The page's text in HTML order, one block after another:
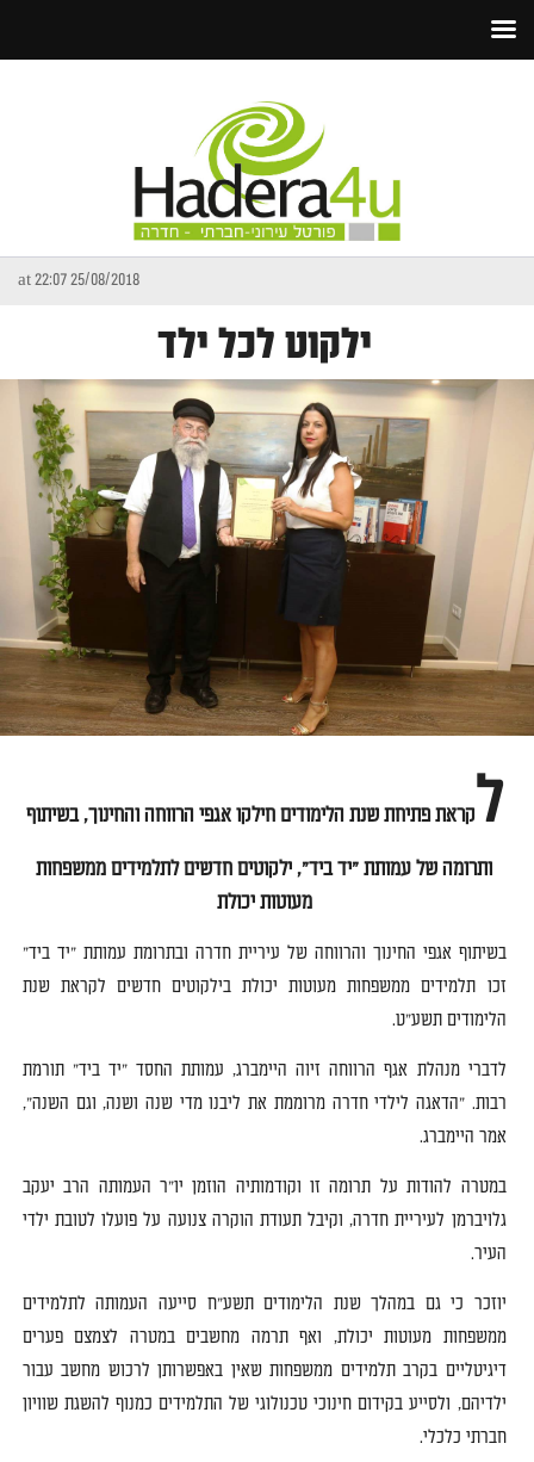
25/08/2018 at 22:07
ילקוט לכל ילד
לקראת פתיחת שנת הלימודים חילקו אגפי הרווחה והחינוך,בשיתוף
ותרומה של עמותת "יד ביד", ילקוטים חדשים לתלמידים ממשפחות
מעוטות יכולת
בשיתוף אגפי החינוך והרווחה של עיריית חדרה ובתרומת עמותת"יד ביד"
זכו תלמידים ממשפחות מעוטות יכולת בילקוטים חדשים לקראת שנת
הלימודים תשע"ט.
לדברי מנהלת אגף הרווחה זיוה היימברג, עמותת החסד "יד ביד"תורמת
רבות. "הדאגה לילדי חדרה מרוממת את ליבנו מדי שנה ושנה, וגם השנה",
אמר היימברג.
במטרה להודות על תרומה זו וקודמותיה הוזמן יו"ר העמותה הרב יעקב
גלויברמן לעיריית חדרה, וקיבל תעודת הוקרה צנועה על פועלו לטובת ילדי
העיר.
יוזכר כי גם במהלך שנת הלימודים תשע"ח סייעה העמותה לתלמידים
ממשפחות מעוטות יכולת, ואף תרמה מחשבים במטרה לצמצם פערים
דיגיטליים בקרב תלמידים ממשפחות שאין באפשרותן לרכוש מחשב עבור
ילדיהם, ולסייע בקידום חינוכי טכנולוגי של התלמידים כמנוף להשגת שוויון
חברתי כלכלי.